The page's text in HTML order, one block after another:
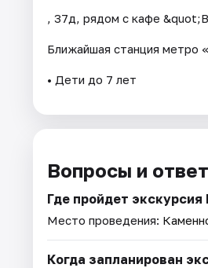
, 37д, рядом с кафе
Ближайшая станция метро
• Дети до 7 лет
Вопросы и
Где пройдет
Место проведения:
Когда запланирован